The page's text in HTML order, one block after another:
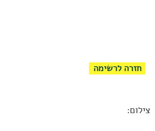
חזרה לרשימה
צילום: